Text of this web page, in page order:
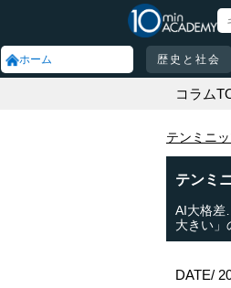
ホーム 歴史と社会
コラム
テンミニ
テンミ
AI大格差
大きい」
DATE/